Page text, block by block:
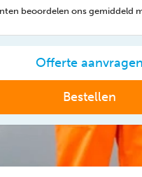
beoordelen ons gemiddeld
Offerte aanvragen
Bestellen